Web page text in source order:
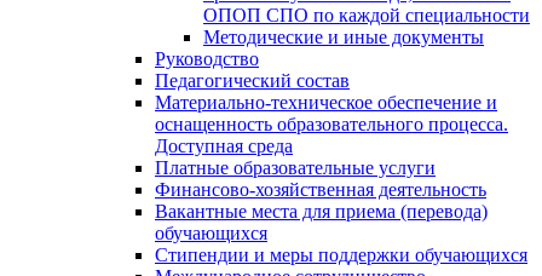
ОПОП СПО по каждой специальности
Методические и иные документы
Руководство
Педагогический состав
Материально-техническое обеспечение и
оснащенность образовательного процесса.
Доступная среда
Платные образовательные услуги
Финансово-хозяйственная деятельность
Вакантные места для приема (перевода)
обучающихся
Стипендии и меры поддержки обучающихся